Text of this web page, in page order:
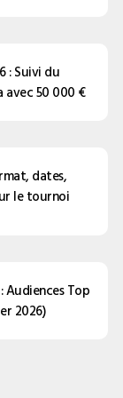
: Suivi du
avec 50 000 €
dates,
le tournoi
Audiences Top
2026)